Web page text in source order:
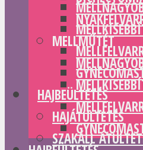
HAJBEÜLTETÉS
HAJÁTÜLTETÉS
SZAKÁLL
MELLMŰTÉT